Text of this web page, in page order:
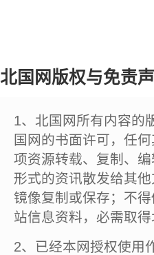
北国网版权与免责声
1、北国网所有内容的
国网的书面许可，任
项资源转载、复制、
形式的资讯散发给其
镜像复制或保存；不
站信息资料，必需取
2、已经本网授权使用